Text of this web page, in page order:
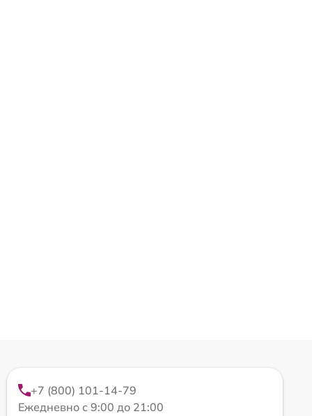
+7 (800) 101-14-79
Ежедневно с 9:00 до 21:00